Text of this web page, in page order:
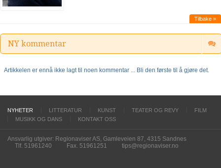
Tilbake »
NY kommentar
Artikkelen er ennå ikke lagt til noen kommentar ... Bli den første til å gjøre det.
NYHETER LITTERATUR KUNST TEATER OG REVY
FILM
MUSIKK OG DANS
KONTAKT OSS
Ansvarlig utgiver: Regionaviser AS, Gamleveien 87, 4315 Sandnes
Tlf. 51961240
Fax. 51961251 tips@regionaviser.no